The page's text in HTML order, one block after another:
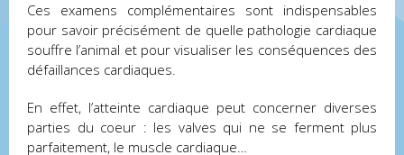
Ces examens complémentaires sont indispensables
pour savoir précisément de quelle pathologie cardiaque
souffre l’animal et pour visualiser les conséquences des
défaillances cardiaques.
En effet, l’atteinte cardiaque peut concerner diverses
parties du coeur : les valves qui ne se ferment plus
parfaitement, le muscle cardiaque…